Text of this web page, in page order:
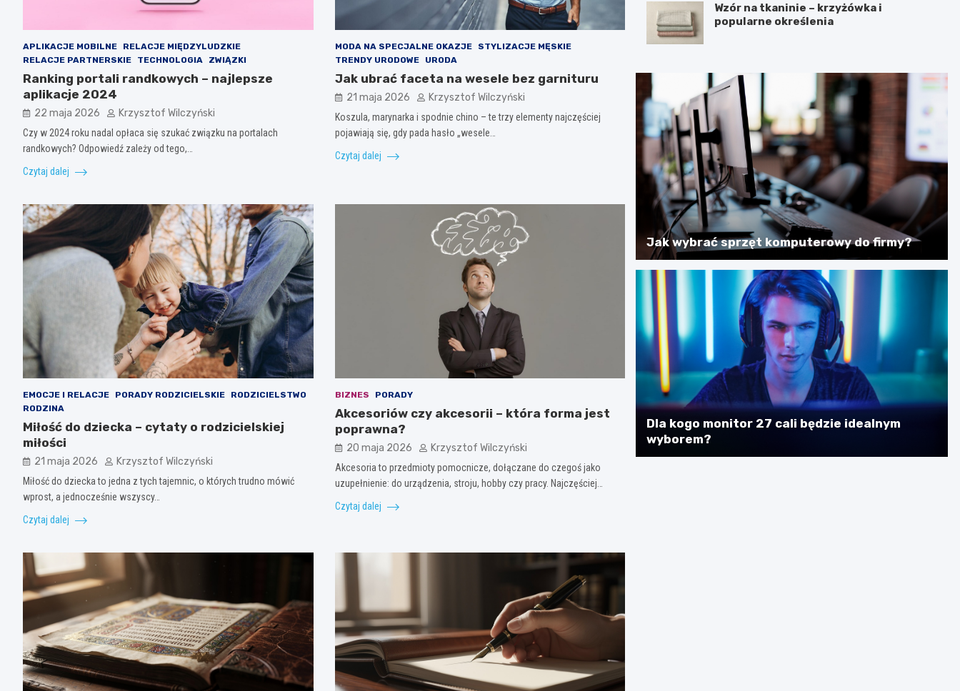
APLIKACJE MOBILNE
RELACJE MIĘDZYLUDZKIE
RELACJE PARTNERSKIE
TECHNOLOGIA ZWIĄZKI
Ranking portali randkowych – najlepsze
aplikacje 2024
22 maja 2026 Krzysztof Wilczyński
Czy w 2024 roku nadal opłaca się szukać związku na portalach
randkowych? Odpowiedź zależy od tego,…
Czytaj dalej
MODA NA SPECJALNE OKAZJE
STYLIZACJE MĘSKIE
TRENDY URODOWE
URODA
Jak ubrać faceta na wesele bez garnituru​
21 maja 2026 Krzysztof Wilczyński
Koszula, marynarka i spodnie chino – te trzy elementy najczęściej
pojawiają się, gdy pada hasło „wesele…
Czytaj dalej
EMOCJE I RELACJE PORADY RODZICIELSKIE
RODZICIELSTWO
RODZINA
Miłość do dziecka – cytaty o rodzicielskiej
miłości
21 maja 2026 Krzysztof Wilczyński
Miłość do dziecka to jedna z tych tajemnic, o których trudno mówić
wprost, a jednocześnie wszyscy…
Czytaj dalej
BIZNES PORADY
Akcesoriów czy akcesorii – która forma jest
poprawna?
20 maja 2026 Krzysztof Wilczyński
Akcesoria to przedmioty pomocnicze, dołączane do czegoś jako
uzupełnienie: do urządzenia, stroju, hobby czy pracy. Najczęściej…
Czytaj dalej
Wzór na tkaninie – krzyżówka i
popularne określenia
Jak wybrać sprzęt komputerowy do firmy?
Dla kogo monitor 27 cali będzie idealnym
wyborem?